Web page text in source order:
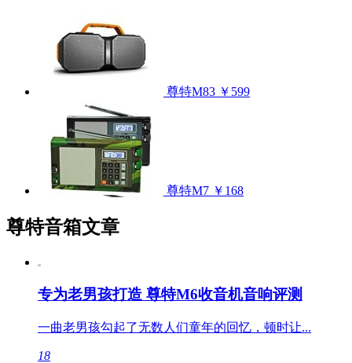
尊特M83 ￥599
尊特M7 ￥168
尊特音箱文章
专为老男孩打造 尊特M6收音机音响评测
一曲老男孩勾起了无数人们童年的回忆，顿时让...
18